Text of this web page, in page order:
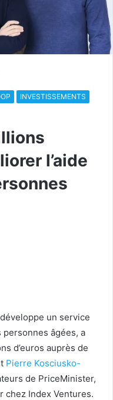
INVESTISSEMENTS
l’aide
un service
personnes âgées, a
d’euros auprès de
Pierre Kosciusko-
de PriceMinister,
chez Index Ventures.